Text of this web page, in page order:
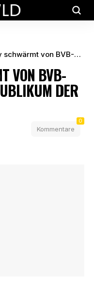
BVB-Fans: „Das beste Publikum der Welt“
VON BVB-
DER
Kommentare
0